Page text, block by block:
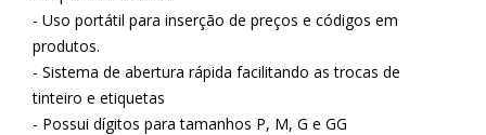
- Uso portátil para inserção de preços e códigos em
produtos.
- Sistema de abertura rápida facilitando as trocas de
tinteiro e etiquetas
- Possui dígitos para tamanhos P, M, G e GG